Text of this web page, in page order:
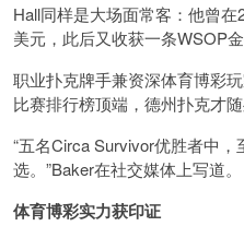
Hall同样是大场面常客：他曾
美元，此后又收获一条WSOP金
职业扑克牌手兼资深体育博彩
比赛排行榜顶端，德州扑克才随
“五名Circa Survivor优胜者中
选。”Baker在社交媒体上写道。
体育博彩实力获印证